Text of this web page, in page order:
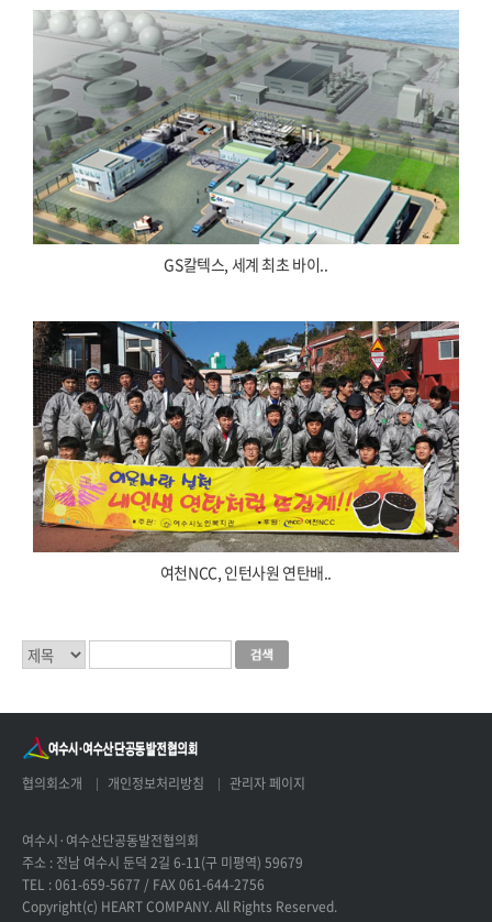
GS칼텍스, 세계 최초 바이..
여천NCC, 인턴사원 연탄배..
협의회소개 개인정보처리방침 관리자 페이지
여수시·여수산단공동발전협의회
주소 : 전남 여수시 둔덕 2길 6-11(구 미평역) 59679
TEL : 061-659-5677 / FAX 061-644-2756
Copyright(c) HEART COMPANY. All Rights Reserved.